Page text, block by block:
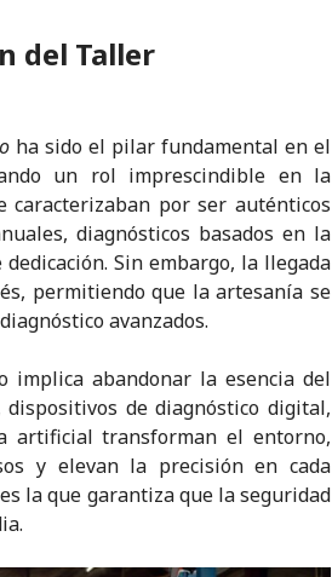
del Taller
ha sido el pilar fundamental en el
un rol imprescindible en la
caracterizaban por ser auténticos
diagnósticos basados en la
Sin embargo, la llegada
permitiendo que la artesanía se
avanzados.
abandonar la esencia del
de diagnóstico digital,
artificial transforman el entorno,
y elevan la precisión en cada
la que garantiza que la seguridad